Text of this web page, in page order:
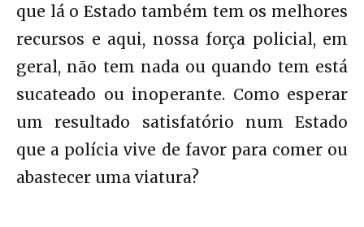
que lá o Estado também tem os melhores
recursos e aqui, nossa força policial, em
geral, não tem nada ou quando tem está
sucateado ou inoperante. Como esperar
um resultado satisfatório num Estado
que a polícia vive de favor para comer ou
abastecer uma viatura?